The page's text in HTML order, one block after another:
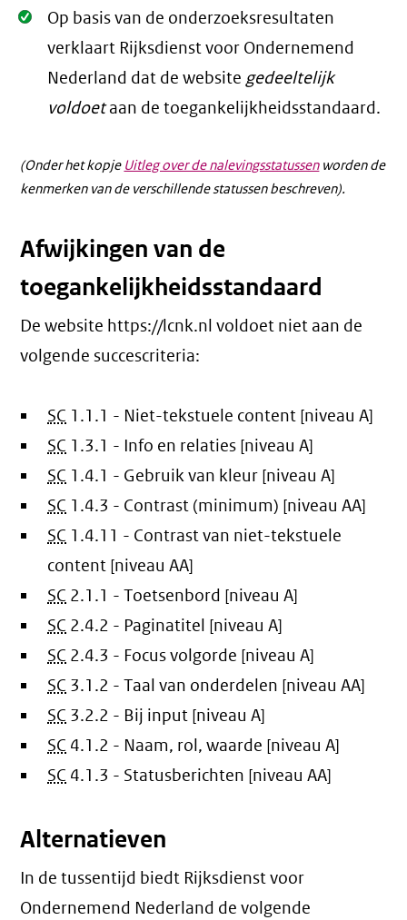
Oké.
Op basis van de onderzoeksresultaten
verklaart Rijksdienst voor Ondernemend
Nederland dat de websitegedeeltelijk
voldoetaan de toegankelijkheidsstandaard.
(Onder het kopje Uitleg over de nalevingsstatussenworden de
kenmerken van de verschillende statussen beschreven).
Afwijkingen van de
toegankelijkheidsstandaard
De website https://lcnk.nl voldoet niet aan de
volgende succescriteria:
SC 1.1.1 - Niet-tekstuele content [niveau A]
SC 1.3.1 - Info en relaties [niveau A]
SC 1.4.1 - Gebruik van kleur [niveau A]
SC 1.4.3 - Contrast (minimum) [niveau AA]
SC 1.4.11 - Contrast van niet-tekstuele
content [niveau AA]
SC 2.1.1 - Toetsenbord [niveau A]
SC 2.4.2 - Paginatitel [niveau A]
SC 2.4.3 - Focus volgorde [niveau A]
SC 3.1.2 - Taal van onderdelen [niveau AA]
SC 3.2.2 - Bij input [niveau A]
SC 4.1.2 - Naam, rol, waarde [niveau A]
SC 4.1.3 - Statusberichten [niveau AA]
Alternatieven
In de tussentijd biedt Rijksdienst voor
Ondernemend Nederland de volgende